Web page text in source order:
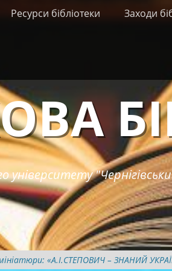
Ресурси бібліотеки Заходи
університету
«А.І.СТЕПОВИЧ – ЗНАНИЙ